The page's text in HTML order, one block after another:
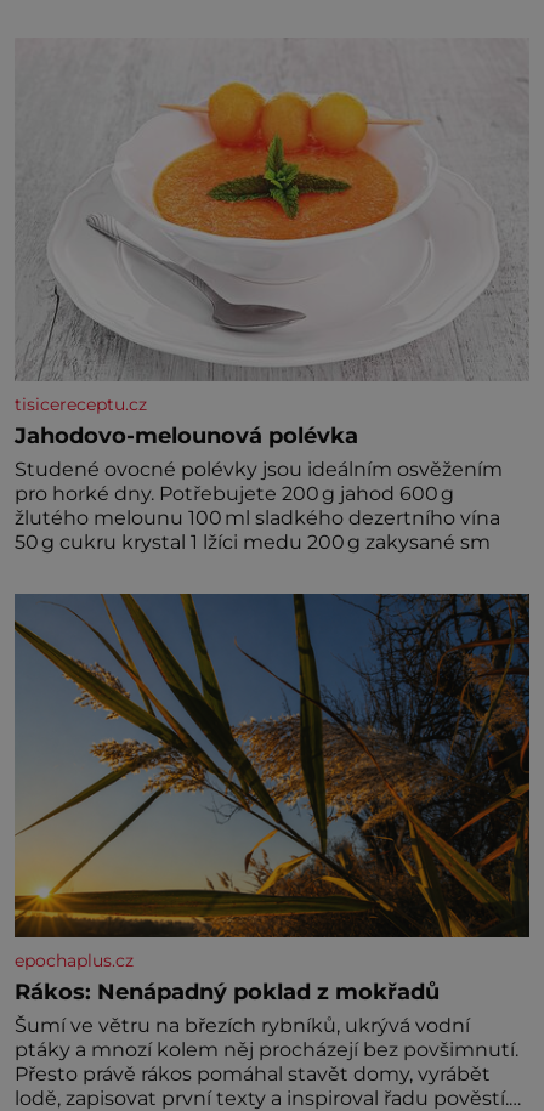
tisicereceptu.cz
Jahodovo-melounová polévka
Studené ovocné polévky jsou ideálním osvěžením
pro horké dny. Potřebujete 200 g jahod 600 g
žlutého melounu 100 ml sladkého dezertního vína
50 g cukru krystal 1 lžíci medu 200 g zakysané sm
epochaplus.cz
Rákos: Nenápadný poklad z mokřadů
Šumí ve větru na březích rybníků, ukrývá vodní
ptáky a mnozí kolem něj procházejí bez povšimnutí.
Přesto právě rákos pomáhal stavět domy, vyrábět
lodě, zapisovat první texty a inspiroval řadu pověstí.